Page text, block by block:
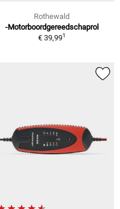
Rothewald
-Motorboordgereedschaprol
€ 39,991